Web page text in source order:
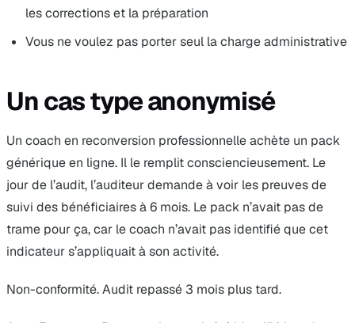
les corrections et la préparation
Vous ne voulez pas porter seul la charge administrative
Un cas type anonymisé
Un coach en reconversion professionnelle achète un pack
générique en ligne. Il le remplit consciencieusement. Le
jour de l’audit, l’auditeur demande à voir les preuves de
suivi des bénéficiaires à 6 mois. Le pack n’avait pas de
trame pour ça, car le coach n’avait pas identifié que cet
indicateur s’appliquait à son activité.
Non-conformité. Audit repassé 3 mois plus tard.